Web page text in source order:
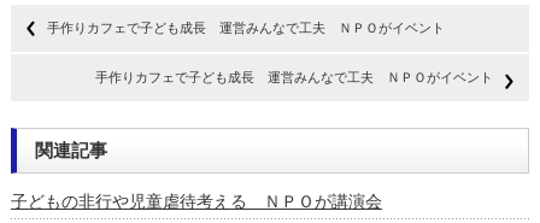
手作りカフェで子ども成長 運営みんなで工夫 ＮＰＯがイベント
手作りカフェで子ども成長 運営みんなで工夫 ＮＰＯがイベント
関連記事
子どもの非行や児童虐待考える ＮＰＯが講演会